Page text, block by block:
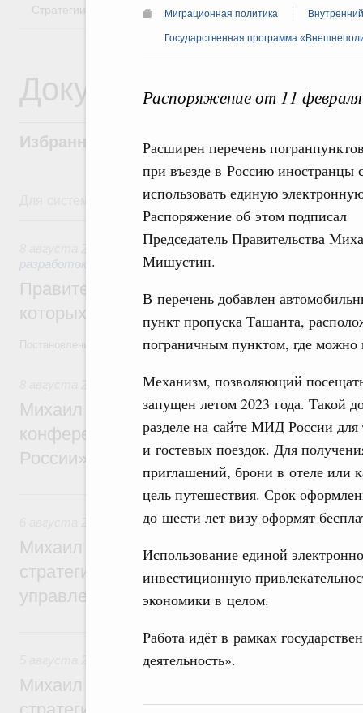
Миграционная политика
Государственная программа
Распоряжение от 11
Расширен перечень
при въезде в Россию иностранцы
использовать единую
Распоряжение об этом подписал
Председатель Правительства
Мишустин.
В перечень добавлен
пункт пропуска Ташанта,
пограничным пунктом, где можно
Механизм, позволяющий
запущен летом 2023 года. Такой
разделе на сайте МИД России
и гостевых поездок. Для
приглашений, брони в отеле или
цель путешествия. Срок
до шести лет визу оформят
Использование единой
инвестиционную
экономики в целом.
Работа идёт в рамках
деятельность».
Стратегии Государственные программы
Документы
Избранные документы со справками к
Для системного поиска перейдите в раздел "Поиск по
8 августа, суббота
Государственная политика в сфере
разработок
Правительство расширило перечень
которых освобождаются от НДФЛ
Постановление от 5 августа 2026 года №978
Отрасль информационных технологий
Михаил Мишустин дал поручения по
конференции «Цифровая индустрия
России»
6 августа, четверг
Технологическое развитие. Инновации
Михаил Мишустин дал поручения по
стратегической сессии о
управления научно-технологическим
5 августа, среда
Вопросы производительности труда и
Михаил Мишустин дал поручения по